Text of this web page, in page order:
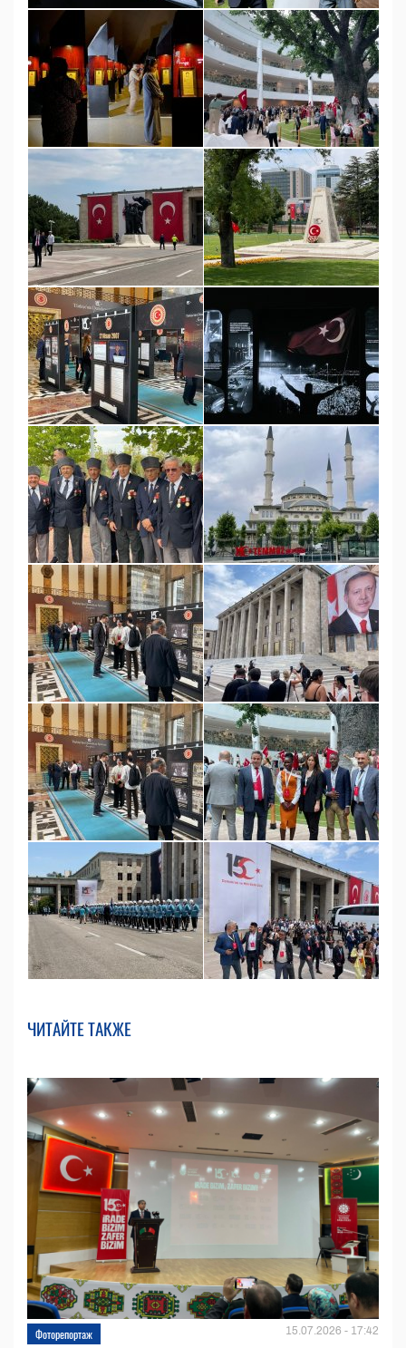
ЧИТАЙТЕ ТАКЖЕ
Фоторепортаж 15.07.2026 - 17:42